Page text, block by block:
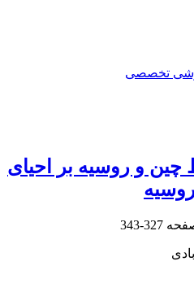
تخصصی
چین و روسیه بر احیای
327-343